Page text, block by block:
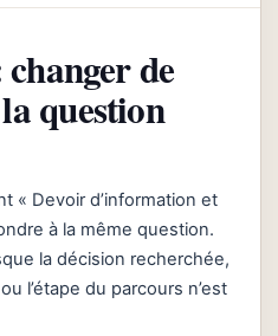
de
question
« Devoir d’information et
à la même question.
la décision recherchée,
l’étape du parcours n’est